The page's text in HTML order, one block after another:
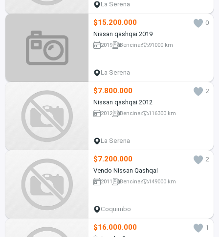
La Serena
$15.200.000
0
Nissan qashqai 2019
2019 Bencina 91000 km
La Serena
$7.800.000
2
Nissan qashqai 2012
2012 Bencina 116300 km
La Serena
$7.200.000
2
Vendo Nissan Qashqai
2011 Bencina 149000 km
Coquimbo
$16.000.000
1